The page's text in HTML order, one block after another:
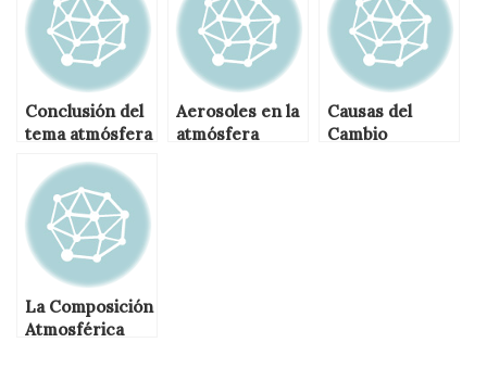
Conclusión del
tema atmósfera
y el cambio
climático
Aerosoles en la
atmósfera
Causas del
Cambio
La Composición
Atmosférica